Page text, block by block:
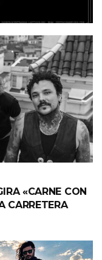
«CARNE CON
CARRETERA